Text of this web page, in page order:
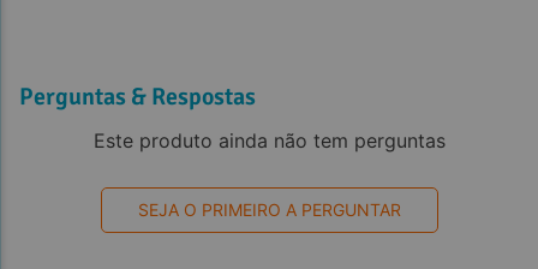
Perguntas & Respostas
Este produto ainda não tem perguntas
SEJA O PRIMEIRO A PERGUNTAR